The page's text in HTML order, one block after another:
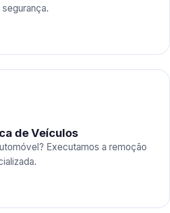
de Veículos
Executamos a remoção